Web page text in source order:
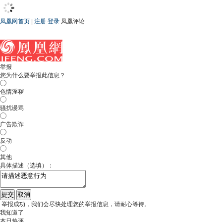
凤凰网首页 注册 登录 凤凰评论
举报
您为什么要举报此信息？
色情淫秽
骚扰谩骂
广告欺诈
反动
其他
具体描述（选填）：
举报成功，我们会尽快处理您的举报信息，请耐心等待。
我知道了